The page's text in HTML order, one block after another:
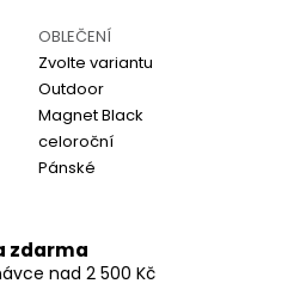
OBLEČENÍ
Zvolte variantu
Outdoor
Magnet Black
celoroční
Pánské
zdarma
nad 2 500 Kč